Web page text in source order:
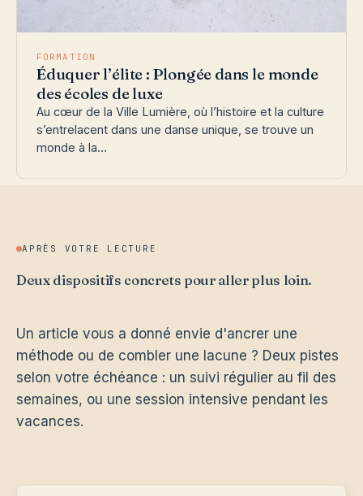
FORMATION
Éduquer l’élite : Plongée dans le monde
des écoles de luxe
Au cœur de la Ville Lumière, où l’histoire et la culture
s’entrelacent dans une danse unique, se trouve un
monde à la…
APRÈS VOTRE LECTURE
Deux dispositifs concrets pour aller plus loin.
Un article vous a donné envie d'ancrer une
méthode ou de combler une lacune ? Deux pistes
selon votre échéance : un suivi régulier au fil des
semaines, ou une session intensive pendant les
vacances.